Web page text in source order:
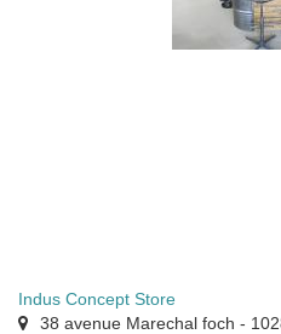
Indus Concept Store
38 avenue Marechal foch -